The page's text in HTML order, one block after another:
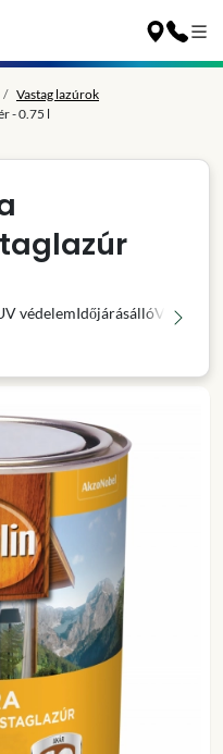
Vastag lazúrok
- 0.75 l
védelemIdőjárásállóVíztaszító